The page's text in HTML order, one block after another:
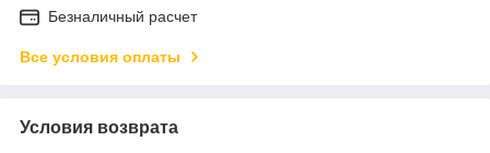
Безналичный расчет
Все условия оплаты
Условия возврата